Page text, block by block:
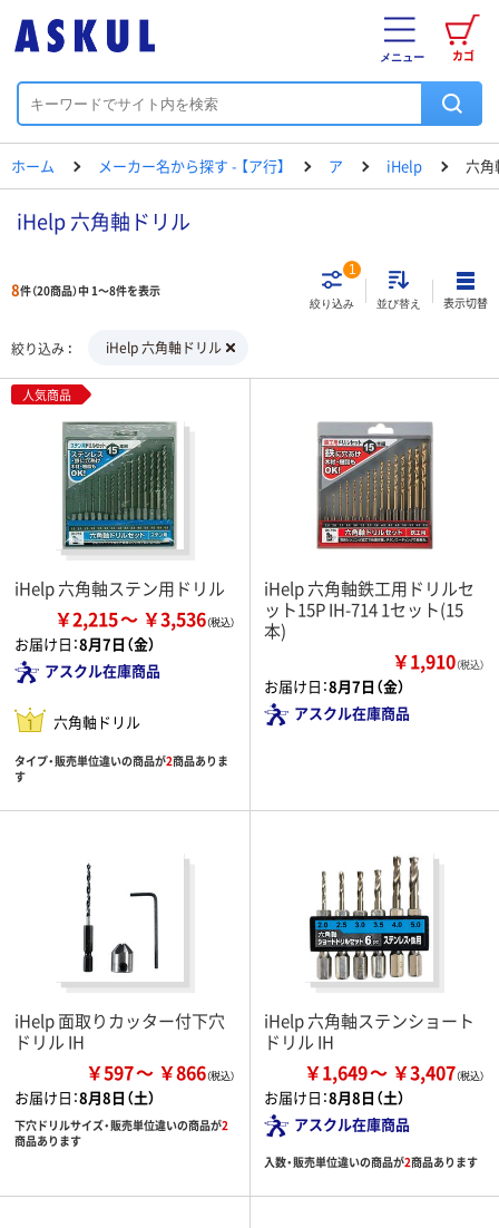
カゴ
メニュー
ホーム メーカー名から探す - 【ア行】 ア iHelp 六
iHelp 六角軸ドリル
8件（20商品）中 1～8件を表示
絞り込み
1
並び替え 表示切替
絞り込み iHelp 六角軸ドリル
人気商品
iHelp 六角軸ステン用ドリル
￥2,215 ￥3,536
お届け日：8月7日（金）
アスクル在庫商品
六角軸ドリル
タイプ・販売単位違いの商品が2商品ありま
す
iHelp 六角軸鉄工用ドリルセ
ット15P IH-714 1セット(15
本)
￥1,910（税込）
お届け日：8月7日（金）
アスクル在庫商品
iHelp 面取りカッター付下穴
ドリル IH
￥597 ￥866
お届け日：8月8日（土）
下穴ドリルサイズ・販売単位違いの商品が2
商品あります
iHelp 六角軸ステンショート
ドリル IH
￥1,649 ￥3,407
お届け日：8月8日（土）
アスクル在庫商品
入数・販売単位違いの商品が2商品あります